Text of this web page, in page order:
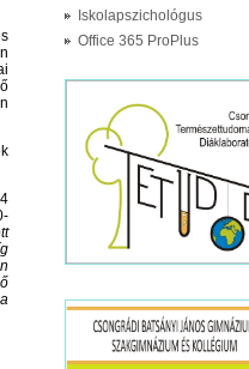
Iskolapszichológus
Office 365 ProPlus